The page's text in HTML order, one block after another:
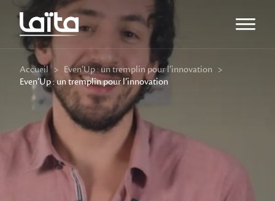
Ouvrir
Accueil > Even’Up : un tremplin pour l’innovation >
Even’Up : un tremplin pour l’innovation